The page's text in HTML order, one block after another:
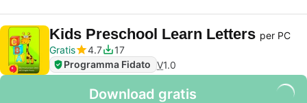
Kids Preschool Learn Letters per PC
Gratis
4.7
17
Programma Fidato V1.0
Download gratis